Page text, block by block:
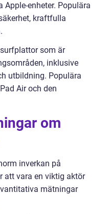
enheter. Populära
kraftfulla
som är
inklusive
utbildning. Populära
Air och den
om
inverkan på
att vara en viktig aktör
mätningar